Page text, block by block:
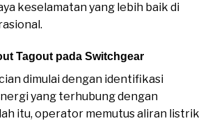
keselamatan yang lebih baik di
Tagout pada Switchgear
dimulai dengan identifikasi
yang terhubung dengan
itu, operator memutus aliran listrik